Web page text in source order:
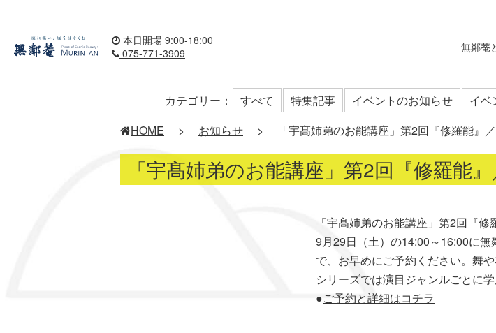
本日開場 9:00-18:00
075-771-3909
無鄰菴
カテゴリー： すべて 特集記事 イベントのお知らせ イベ
HOME
> お知らせ > 「宇髙姉弟のお能講座」第2回『修羅能』
「宇髙姉弟のお能講座」第2回『修羅能
「宇髙姉弟のお能講座」第2回『修
9月29日（土）の14:00～16:00に
で、お早めにご予約ください。舞
シリーズでは演目ジャンルごとに学
●ご予約と詳細はコチラ